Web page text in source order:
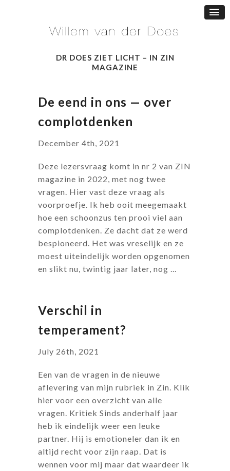
DR DOES ZIET LICHT – IN ZIN
MAGAZINE
De eend in ons — over
complotdenken
December 4th, 2021
Deze lezersvraag komt in nr 2 van ZIN
magazine in 2022, met nog twee
vragen. Hier vast deze vraag als
voorproefje. Ik heb ooit meegemaakt
hoe een schoonzus ten prooi viel aan
complotdenken. Ze dacht dat ze werd
bespioneerd. Het was vreselijk en ze
moest uiteindelijk worden opgenomen
en slikt nu, twintig jaar later, nog ...
Verschil in
temperament?
July 26th, 2021
Een van de vragen in de nieuwe
aflevering van mijn rubriek in Zin. Klik
hier voor een overzicht van alle
vragen. Kritiek Sinds anderhalf jaar
heb ik eindelijk weer een leuke
partner. Hij is emotioneler dan ik en
altijd recht voor zijn raap. Dat is
wennen voor mij maar dat waardeer ik